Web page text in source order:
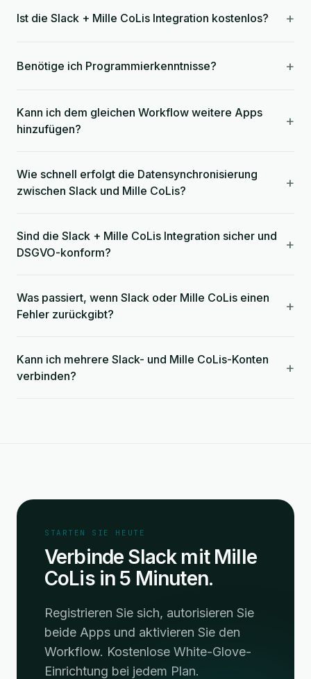
Ist die Slack + Mille CoLis Integration kostenlos? +
Benötige ich Programmierkenntnisse? +
Kann ich dem gleichen Workflow weitere Apps
hinzufügen?
+
Wie schnell erfolgt die Datensynchronisierung
zwischen Slack und Mille CoLis?
+
Sind die Slack + Mille CoLis Integration sicher und
DSGVO-konform?
+
Was passiert, wenn Slack oder Mille CoLis einen
Fehler zurückgibt?
+
Kann ich mehrere Slack- und Mille CoLis-Konten
verbinden?
+
STARTEN SIE HEUTE
Verbinde Slack mit Mille
CoLis in 5 Minuten.
Registrieren Sie sich, autorisieren Sie
beide Apps und aktivieren Sie den
Workflow. Kostenlose White-Glove-
Einrichtung bei jedem Plan.